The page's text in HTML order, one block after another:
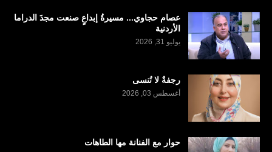
عصام حجاوي... مسيرةُ إبداعٍ صنعت مجدَ الدراما
الأردنية
يوليو 31, 2026
رجفةٌ لا تُنسى
أغسطس 03, 2026
حوار مع الفنانة مها الطاهات